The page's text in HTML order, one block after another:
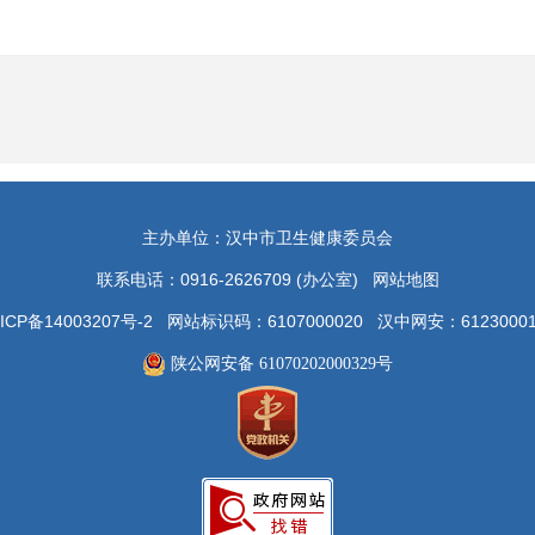
主办单位：汉中市卫生健康委员会
联系电话：0916-2626709 (办公室) 网站地图
备14003207号-2 网站标识码：6107000020 汉中网安：
陕公网安备 61070202000329号